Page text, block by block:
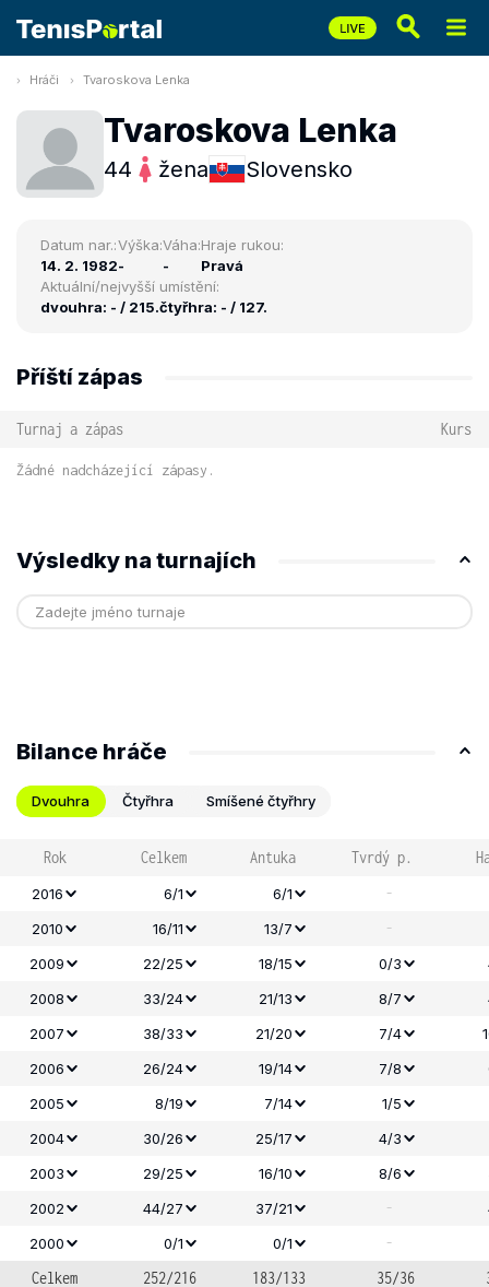
Hráči Tvaroskova Lenka
Tvaroskova Lenka
44 žena Slovensko
Datum nar.:
14. 2. 1982
Výška:
-
Váha:
-
Hraje rukou:
Pravá
Aktuální/nejvyšší umístění:
dvouhra: - / 215.čtyřhra: - / 127.
Příští zápas
Turnaj a zápas Kurs
Žádné nadcházející zápasy.
Výsledky na turnajích
Bilance hráče
Dvouhra Čtyřhra Smíšené čtyřhry
Rok Celkem Antuka Tvrdý p.
2016 6/1 6/1 -
2010 16/11 13/7 -
2009
22/25 18/15 0/3
2008
33/24 21/13 8/7
2007
38/33 21/20 7/4
2006
26/24 19/14 7/8
2005
8/19 7/14
1/5
2004
30/26 25/17
4/3
2003
29/25 16/10 8/6
2002
44/27 37/21 -
2000
0/1 0/1
-
Celkem
252/216 183/133 35/36